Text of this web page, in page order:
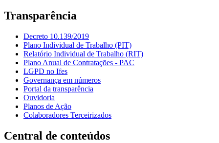
Transparência
Decreto 10.139/2019
Plano Individual de Trabalho (PIT)
Relatório Individual de Trabalho (RIT)
Plano Anual de Contratações - PAC
LGPD no Ifes
Governança em números
Portal da transparência
Ouvidoria
Planos de Ação
Colaboradores Terceirizados
Central de conteúdos